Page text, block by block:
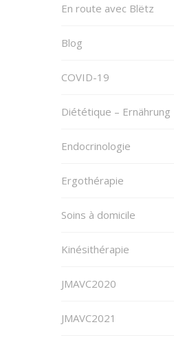
En route avec Blëtz
Blog
COVID-19
Diététique – Ernährung
Endocrinologie
Ergothérapie
Soins à domicile
Kinésithérapie
JMAVC2020
JMAVC2021